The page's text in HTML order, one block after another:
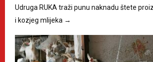
Udruga RUKA traži punu naknadu štete
i kozjeg mlijeka →